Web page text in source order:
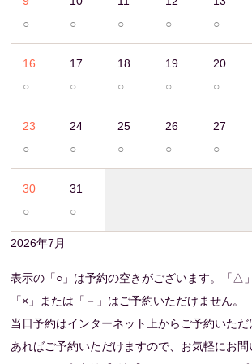
○
○
○
○
○
16
○
17
○
18
○
19
○
20
○
23
○
24
○
25
○
26
○
27
○
30
○
31
○
2026年7月
表示の「○」は予約の空きがございます。「△
「×」または「－」はご予約いただけません。
当日予約はインターネット上からご予約いた
あればご予約いただけますので、お気軽にお問